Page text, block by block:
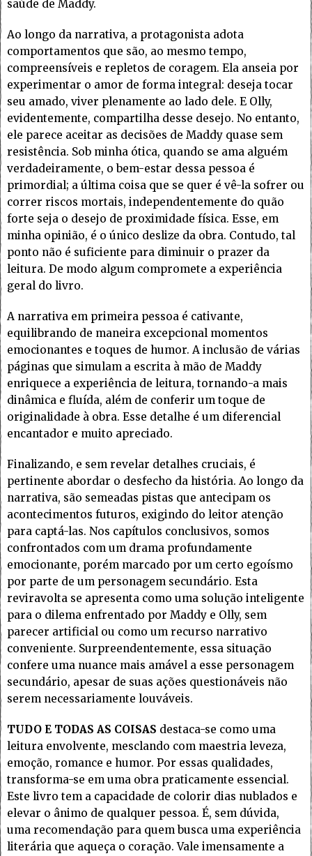
saúde de Maddy.
Ao longo da narrativa, a protagonista adota
comportamentos que são, ao mesmo tempo,
compreensíveis e repletos de coragem. Ela anseia por
experimentar o amor de forma integral: deseja tocar
seu amado, viver plenamente ao lado dele. E Olly,
evidentemente, compartilha desse desejo. No entanto,
ele parece aceitar as decisões de Maddy quase sem
resistência. Sob minha ótica, quando se ama alguém
verdadeiramente, o bem-estar dessa pessoa é
primordial; a última coisa que se quer é vê-la sofrer ou
correr riscos mortais, independentemente do quão
forte seja o desejo de proximidade física. Esse, em
minha opinião, é o único deslize da obra. Contudo, tal
ponto não é suficiente para diminuir o prazer da
leitura. De modo algum compromete a experiência
geral do livro.
A narrativa em primeira pessoa é cativante,
equilibrando de maneira excepcional momentos
emocionantes e toques de humor. A inclusão de várias
páginas que simulam a escrita à mão de Maddy
enriquece a experiência de leitura, tornando-a mais
dinâmica e fluída, além de conferir um toque de
originalidade à obra. Esse detalhe é um diferencial
encantador e muito apreciado.
Finalizando, e sem revelar detalhes cruciais, é
pertinente abordar o desfecho da história. Ao longo da
narrativa, são semeadas pistas que antecipam os
acontecimentos futuros, exigindo do leitor atenção
para captá-las. Nos capítulos conclusivos, somos
confrontados com um drama profundamente
emocionante, porém marcado por um certo egoísmo
por parte de um personagem secundário. Esta
reviravolta se apresenta como uma solução inteligente
para o dilema enfrentado por Maddy e Olly, sem
parecer artificial ou como um recurso narrativo
conveniente. Surpreendentemente, essa situação
confere uma nuance mais amável a esse personagem
secundário, apesar de suas ações questionáveis não
serem necessariamente louváveis.
TUDO E TODAS AS COISAS destaca-se como uma
leitura envolvente, mesclando com maestria leveza,
emoção, romance e humor. Por essas qualidades,
transforma-se em uma obra praticamente essencial.
Este livro tem a capacidade de colorir dias nublados e
elevar o ânimo de qualquer pessoa. É, sem dúvida,
uma recomendação para quem busca uma experiência
literária que aqueça o coração. Vale imensamente a